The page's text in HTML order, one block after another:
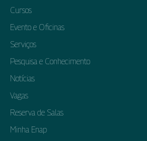
Cursos
Evento e Oficinas
Serviços
Pesquisa e Conhecimento
Notícias
Vagas
Reserva de Salas
Minha Enap